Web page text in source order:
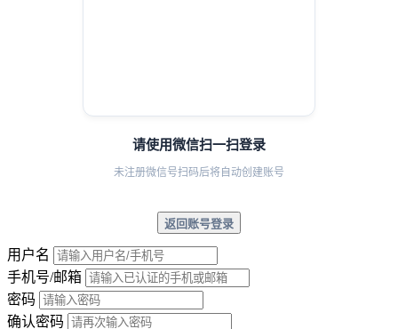
请使用微信扫一扫登录
未注册微信号扫码后将自动创建账号
返回账号登录
用户名
手机号/邮箱
密码
确认密码